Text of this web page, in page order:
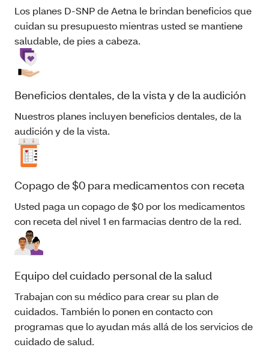
Los planes D‑SNP de Aetna le brindan beneficios que
cuidan su presupuesto mientras usted se mantiene
saludable, de pies a cabeza.
Beneficios dentales, de la vista y de la audición
Nuestros planes incluyen beneficios dentales, de la
audición y de la vista.
Copago de $0 para medicamentos con receta
Usted paga un copago de $0 por los medicamentos
con receta del nivel 1 en farmacias dentro de la red.
Equipo del cuidado personal de la salud
Trabajan con su médico para crear su plan de
cuidados. También lo ponen en contacto con
programas que lo ayudan más allá de los servicios de
cuidado de salud.